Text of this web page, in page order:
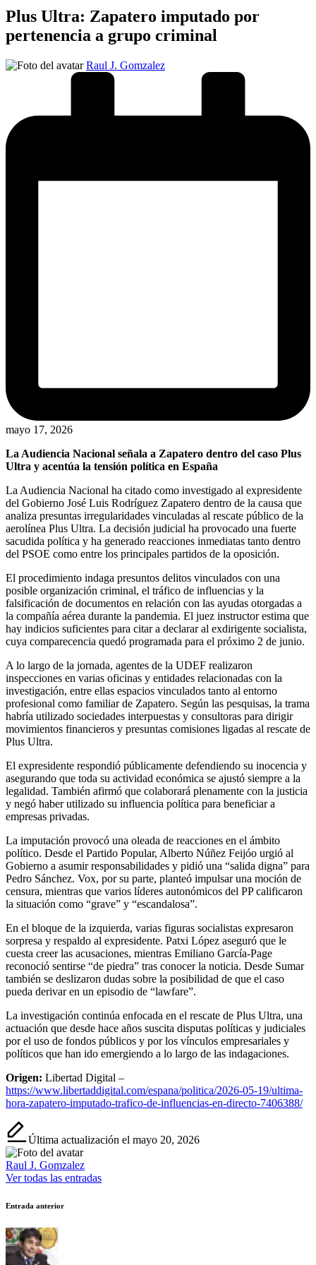
Plus Ultra: Zapatero imputado por
pertenencia a grupo criminal
Publicado
Raul J. Gomzalez
mayo 17, 2026
La Audiencia Nacional señala a Zapatero dentro del caso Plus
Ultra y acentúa la tensión política en España
La Audiencia Nacional ha citado como investigado al expresidente
del Gobierno José Luis Rodríguez Zapatero dentro de la causa que
analiza presuntas irregularidades vinculadas al rescate público de la
aerolínea Plus Ultra. La decisión judicial ha provocado una fuerte
sacudida política y ha generado reacciones inmediatas tanto dentro
del PSOE como entre los principales partidos de la oposición.
El procedimiento indaga presuntos delitos vinculados con una
posible organización criminal, el tráfico de influencias y la
falsificación de documentos en relación con las ayudas otorgadas a
la compañía aérea durante la pandemia. El juez instructor estima que
hay indicios suficientes para citar a declarar al exdirigente socialista,
cuya comparecencia quedó programada para el próximo 2 de junio.
A lo largo de la jornada, agentes de la UDEF realizaron
inspecciones en varias oficinas y entidades relacionadas con la
investigación, entre ellas espacios vinculados tanto al entorno
profesional como familiar de Zapatero. Según las pesquisas, la trama
habría utilizado sociedades interpuestas y consultoras para dirigir
movimientos financieros y presuntas comisiones ligadas al rescate de
Plus Ultra.
El expresidente respondió públicamente defendiendo su inocencia y
asegurando que toda su actividad económica se ajustó siempre a la
legalidad. También afirmó que colaborará plenamente con la justicia
y negó haber utilizado su influencia política para beneficiar a
empresas privadas.
La imputación provocó una oleada de reacciones en el ámbito
político. Desde el Partido Popular, Alberto Núñez Feijóo urgió al
Gobierno a asumir responsabilidades y pidió una “salida digna” para
Pedro Sánchez. Vox, por su parte, planteó impulsar una moción de
censura, mientras que varios líderes autonómicos del PP calificaron
la situación como “grave” y “escandalosa”.
En el bloque de la izquierda, varias figuras socialistas expresaron
sorpresa y respaldo al expresidente. Patxi López aseguró que le
cuesta creer las acusaciones, mientras Emiliano García-Page
reconoció sentirse “de piedra” tras conocer la noticia. Desde Sumar
también se deslizaron dudas sobre la posibilidad de que el caso
pueda derivar en un episodio de “lawfare”.
La investigación continúa enfocada en el rescate de Plus Ultra, una
actuación que desde hace años suscita disputas políticas y judiciales
por el uso de fondos públicos y por los vínculos empresariales y
políticos que han ido emergiendo a lo largo de las indagaciones.
Origen: Libertad Digital –
https://www.libertaddigital.com/espana/politica/2026-05-19/ultima-
hora-zapatero-imputado-trafico-de-influencias-en-directo-7406388/
Última actualización el mayo 20, 2026
Raul J. Gomzalez
Ver todas las entradas
Navegación
de
entradas
Entrada anterior